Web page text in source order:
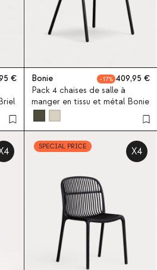
Bonie 17
409,95
Pack 4 chaises de salle à
manger en tissu et métal Bonie
SPECIAL PRICE X4